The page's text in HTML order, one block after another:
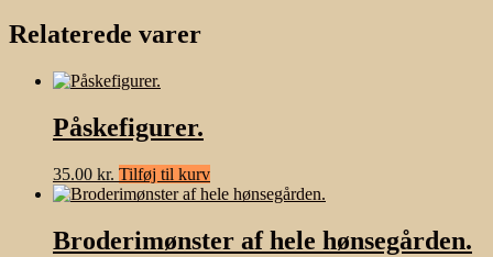
Relaterede varer
Påskefigurer.
35.00 kr. Tilføj til kurv
Broderimønster af hele hønsegården.